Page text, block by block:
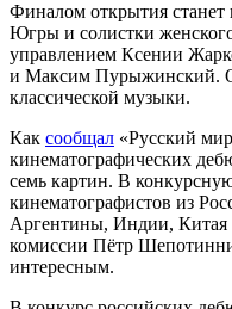
Финалом открытия станет
Югры и солистки
управлением Ксении
и Максим Пурыжинский.
классической музыки.
Как сообщал «Русский
кинематографических
семь картин. В
кинематографистов из
Аргентины, Индии, Китая
комиссии Пётр
интересным.